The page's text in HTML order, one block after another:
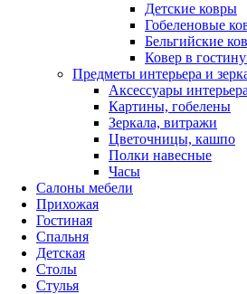
Детские ковры
Гобеленовые
Бельгийские
Ковер в
Предметы интерьера и
Аксессуары интерьера
Картины, гобелены
Зеркала, витражи
Цветочницы, кашпо
Полки навесные
Часы
Салоны мебели
Прихожая
Гостиная
Спальня
Детская
Столы
Стулья